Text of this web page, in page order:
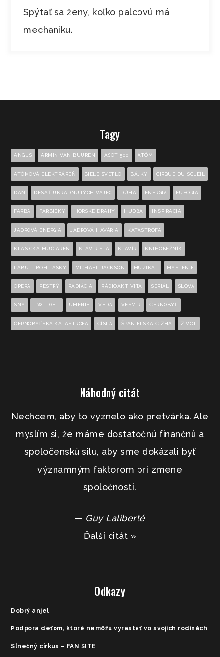
Spýtať sa ženy, koľko palcovú má
mechaniku.
Tagy
ANGUS ARMIN VAN BUUREN ASOT 500 ATÓM
ATÓMOVÁ ELEKTRÁREŇ BIELE SVETLO BÁJKY CIRQUE DU SOLEIL
DAŇ DESAŤ UKRADNUTÝCH VAJEC DÚHA ENERGIA EUFÓRIA
FARBA FARBIČKY HORSKÉ DRÁHY HUDBA INŠPIRÁCIA
JADROVÁ ENERGIA JADROVÁ HAVÁRIA KATASTROFA
KLASICKÁ MUČIAREŇ KLAVIRISTA KLAVÍR KNIHOBEŽNÍK
LABUTÍ BOH LÁSKY MICHAEL JACKSON MUZIKÁL MYSLENIE
OPERA PESTRÝ RADIÁCIA RÁDIOAKTIVITA SERIÁL SLOVÁ
SNY TWILIGHT UMENIE VEDA VESMÍR ČERNOBYĽ
ČERNOBYĽSKÁ KATASTROFA ČÍSLA ŠPANIELSKA ČIŽMA ŽIVOT
Náhodný citát
Nechcem, aby to vyznelo ako pretvárka. Ale
myslím si, že máme dostatočnú finančnú a
spoločenskú silu, aby sme dokázali byť
významným faktorom pri zmene
spoločnosti.
— Guy Laliberté
Ďalší citát »
Odkazy
Dobrý anjel
Podpora deťom, ktoré nemôžu vyrastať vo svojich rodinách
Slnečný cirkus – FAN SITE